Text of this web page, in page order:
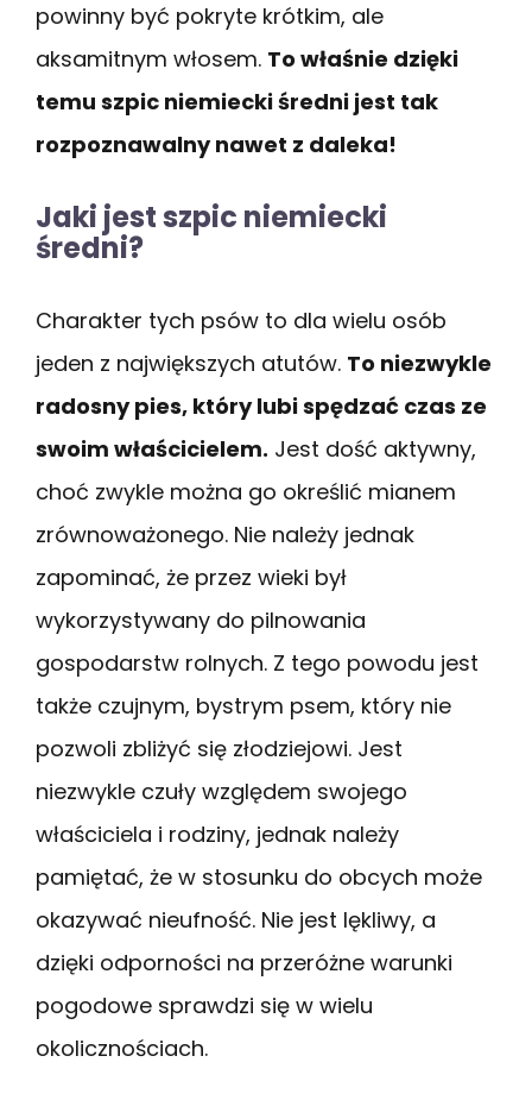
powinny być pokryte krótkim, ale
aksamitnym włosem. To właśnie dzięki
temu szpic niemiecki średni jest tak
rozpoznawalny nawet z daleka!
Jaki jest szpic niemiecki
średni?
Charakter tych psów to dla wielu osób
jeden z największych atutów. To niezwykle
radosny pies, który lubi spędzać czas ze
swoim właścicielem. Jest dość aktywny,
choć zwykle można go określić mianem
zrównoważonego. Nie należy jednak
zapominać, że przez wieki był
wykorzystywany do pilnowania
gospodarstw rolnych. Z tego powodu jest
także czujnym, bystrym psem, który nie
pozwoli zbliżyć się złodziejowi. Jest
niezwykle czuły względem swojego
właściciela i rodziny, jednak należy
pamiętać, że w stosunku do obcych może
okazywać nieufność. Nie jest lękliwy, a
dzięki odporności na przeróżne warunki
pogodowe sprawdzi się w wielu
okolicznościach.